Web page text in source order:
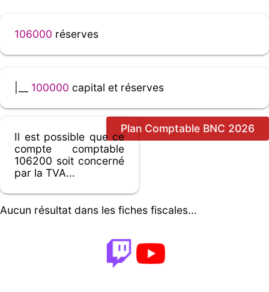
106000 réserves
100000 capital et réserves
Plan Comptable BNC 2026
Il est possible que ce
compte comptable
106200 soit concerné
par la TVA...
Aucun résultat dans les fiches fiscales...